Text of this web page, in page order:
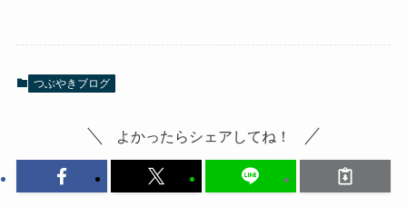
つぶやきブログ
よかったらシェアしてね！